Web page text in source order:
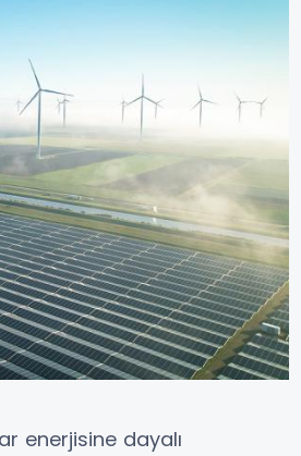
enerjisine dayalı